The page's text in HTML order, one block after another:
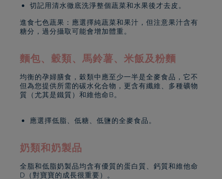
切記用清水徹底洗淨整個蔬菜和水果後才去皮。
進食七色蔬果：應選擇純蔬菜和果汁，但注意果汁含有
糖分，過分攝取可能會增加體重。
麵包、穀類、馬鈴薯、米飯及粉麵
均衡的孕婦膳食，穀類中應至少一半是全麥食品，它不
但為您提供所需的碳水化合物，更含有纖維、多種礦物
質（尤其是鐵質）和維他命B。
應選擇低脂、低糖、低鹽的全麥食品。
奶類和奶製品
全脂和低脂奶製品均含有優質的蛋白質、鈣質和維他命
D（對寶寶的成長很重要）。